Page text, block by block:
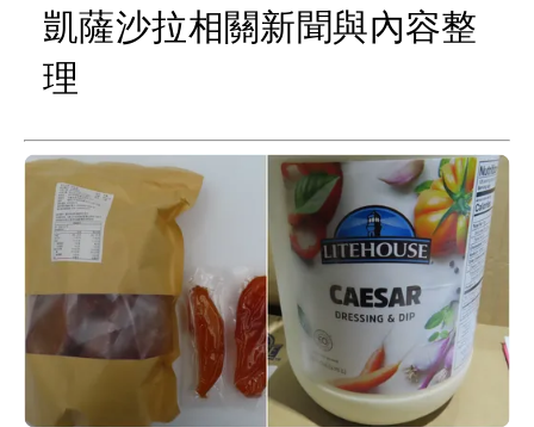
凱薩沙拉相關新聞與內容整
理